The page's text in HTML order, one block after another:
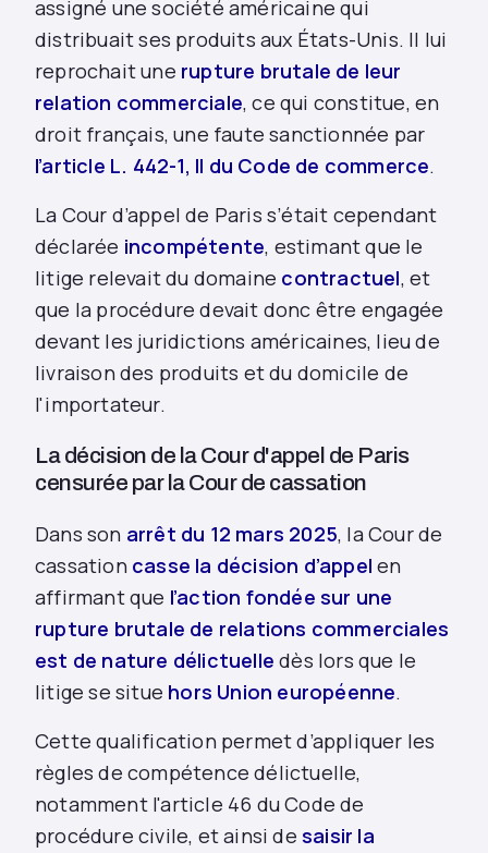
assigné une société américaine qui
distribuait ses produits aux États-Unis. Il lui
reprochait une rupture brutale de leur
relation commerciale, ce qui constitue, en
droit français, une faute sanctionnée par
l’article L. 442-1, II du Code de commerce.
La Cour d’appel de Paris s’était cependant
déclarée incompétente, estimant que le
litige relevait du domaine contractuel, et
que la procédure devait donc être engagée
devant les juridictions américaines, lieu de
livraison des produits et du domicile de
l'importateur.
La décision de la Cour d'appel de Paris
censurée par la Cour de cassation
Dans son arrêt du 12 mars 2025, la Cour de
cassation casse la décision d’appel en
affirmant que l’action fondée sur une
rupture brutale de relations commerciales
est de nature délictuelle dès lors que le
litige se situe hors Union européenne.
Cette qualification permet d’appliquer les
règles de compétence délictuelle,
notamment l'article 46 du Code de
procédure civile, et ainsi de saisir la